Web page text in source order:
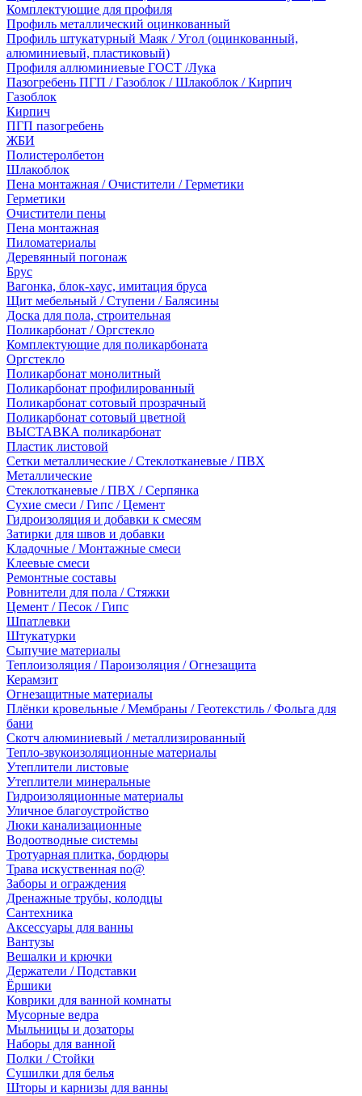
Комплектующие для профиля
Профиль металлический оцинкованный
Профиль штукатурный Маяк / Угол (оцинкованный,
алюминиевый, пластиковый)
Профиля аллюминиевые ГОСТ /Лука
Пазогребень ПГП / Газоблок / Шлакоблок / Кирпич
Газоблок
Кирпич
ПГП пазогребень
ЖБИ
Полистеролбетон
Шлакоблок
Пена монтажная / Очистители / Герметики
Герметики
Очистители пены
Пена монтажная
Пиломатериалы
Деревянный погонаж
Брус
Вагонка, блок-хаус, имитация бруса
Щит мебельный / Ступени / Балясины
Доска для пола, строительная
Поликарбонат / Оргстекло
Комплектующие для поликарбоната
Оргстекло
Поликарбонат монолитный
Поликарбонат профилированный
Поликарбонат сотовый прозрачный
Поликарбонат сотовый цветной
ВЫСТАВКА поликарбонат
Пластик листовой
Сетки металлические / Стеклотканевые / ПВХ
Металлические
Стеклотканевые / ПВХ / Серпянка
Сухие смеси / Гипс / Цемент
Гидроизоляция и добавки к смесям
Затирки для швов и добавки
Кладочные / Монтажные смеси
Клеевые смеси
Ремонтные составы
Ровнители для пола / Стяжки
Цемент / Песок / Гипс
Шпатлевки
Штукатурки
Сыпучие материалы
Теплоизоляция / Пароизоляция / Огнезащита
Керамзит
Огнезащитные материалы
Плёнки кровельные / Мембраны / Геотекстиль / Фольга для
бани
Скотч алюминиевый / металлизированный
Тепло-звукоизоляционные материалы
Утеплители листовые
Утеплители минеральные
Гидроизоляционные материалы
Уличное благоустройство
Люки канализационные
Водоотводные системы
Тротуарная плитка, бордюры
Трава искуственная no@
Заборы и ограждения
Дренажные трубы, колодцы
Сантехника
Аксессуары для ванны
Вантузы
Вешалки и крючки
Держатели / Подставки
Ёршики
Коврики для ванной комнаты
Мусорные ведра
Мыльницы и дозаторы
Наборы для ванной
Полки / Стойки
Сушилки для белья
Шторы и карнизы для ванны